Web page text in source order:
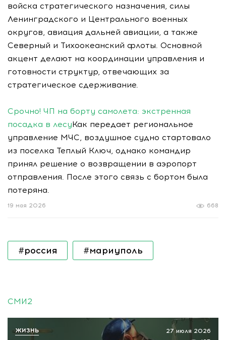
войска стратегического назначения, силы
Ленинградского и Центрального военных
округов, авиация дальней авиации, а также
Северный и Тихоокеанский флоты. Основной
акцент делают на координации управления и
готовности структур, отвечающих за
стратегическое сдерживание.
Срочно! ЧП на борту самолета: экстренная
посадка в лесуКак передает региональное
управление МЧС, воздушное судно стартовало
из поселка Теплый Ключ, однако командир
принял решение о возвращении в аэропорт
отправления. После этого связь с бортом была
потеряна.
668
19 мая 2026
#россия #мариуполь
СМИ2
27 июля 2026
ЖИЗНЬ